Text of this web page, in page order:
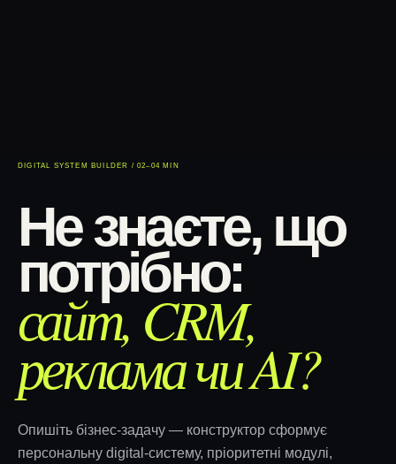
DIGITAL SYSTEM BUILDER / 02–04 MIN
Не знаєте, що
потрібно:
сайт, CRM,
реклама чи AI?
Опишіть бізнес-задачу — конструктор сформує
персональну digital-систему, пріоритетні модулі,